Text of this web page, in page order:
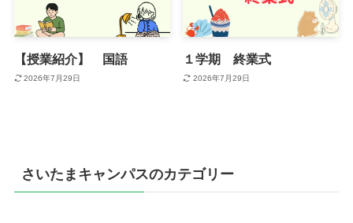
【授業紹介】 国語
2026年7月29日
１学期 終業式
2026年7月29日
さいたまキャンパスのカテゴリー